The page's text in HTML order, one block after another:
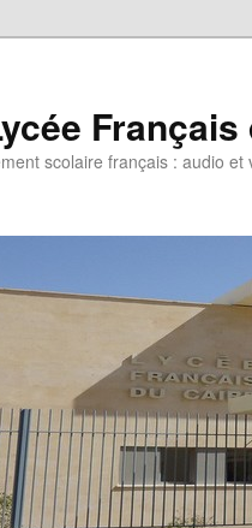
Français
scolaire français : audio et